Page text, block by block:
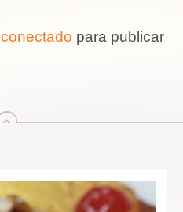
conectado para publicar
arriba